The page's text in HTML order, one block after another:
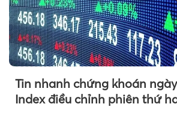
Tin nhanh chứng khoán
Index điều chỉnh phiên thứ